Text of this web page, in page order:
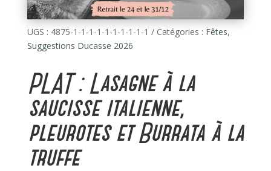
UGS : 4875-1-1-1-1-1-1-1-1-1-1 Catégories : Fêtes,
Suggestions Ducasse 2026
PLAT : Lasagne à la
saucisse italienne,
pleurotes et Burrata à la
truffe